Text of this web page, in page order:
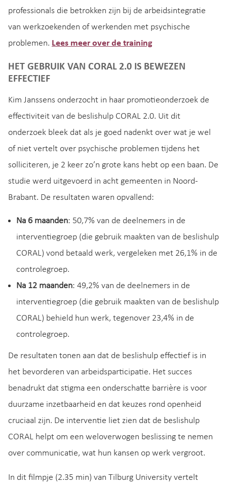
professionals die betrokken zijn bij de arbeidsintegratie
van werkzoekenden of werkenden met psychische
problemen. Lees meer over de training
HET GEBRUIK VAN CORAL 2.0 IS BEWEZEN
EFFECTIEF
Kim Janssens onderzocht in haar promotieonderzoek de
effectiviteit van de beslishulp CORAL 2.0. Uit dit
onderzoek bleek dat als je goed nadenkt over wat je wel
of niet vertelt over psychische problemen tijdens het
solliciteren, je 2 keer zo’n grote kans hebt op een baan. De
studie werd uitgevoerd in acht gemeenten in Noord-
Brabant. De resultaten waren opvallend:
Na 6 maanden: 50,7% van de deelnemers in de
interventiegroep (die gebruik maakten van de beslishulp
CORAL) vond betaald werk, vergeleken met 26,1% in de
controlegroep.
Na 12 maanden: 49,2% van de deelnemers in de
interventiegroep (die gebruik maakten van de beslishulp
CORAL) behield hun werk, tegenover 23,4% in de
controlegroep.
De resultaten tonen aan dat de beslishulp effectief is in
het bevorderen van arbeidsparticipatie. Het succes
benadrukt dat stigma een onderschatte barrière is voor
duurzame inzetbaarheid en dat keuzes rond openheid
cruciaal zijn. De interventie liet zien dat de beslishulp
CORAL helpt om een weloverwogen beslissing te nemen
over communicatie, wat hun kansen op werk vergroot.
In dit filmpje (2.35 min) van Tilburg University vertelt